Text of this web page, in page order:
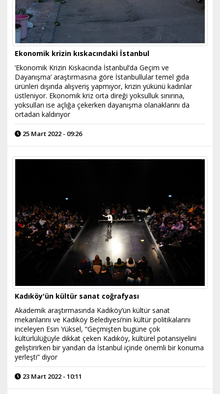
Ekonomik krizin kıskacındaki İstanbul
‘Ekonomik Krizin Kıskacında İstanbul’da Geçim ve
Dayanışma’ araştırmasına göre İstanbullular temel gıda
ürünleri dışında alışveriş yapmıyor, krizin yükünü kadınlar
üstleniyor. Ekonomik kriz orta direği yoksulluk sınırına,
yoksulları ise açlığa çekerken dayanışma olanaklarını da
ortadan kaldırıyor
25 Mart 2022 - 09:26
Kadıköy'ün kültür sanat coğrafyası
Akademik araştırmasında Kadıköy’ün kültür sanat
mekanlarını ve Kadıköy Belediyesi’nin kültür politikalarını
inceleyen Esin Yüksel, “Geçmişten bugüne çok
kültürlülüğüyle dikkat çeken Kadıköy, kültürel potansiyelini
geliştirirken bir yandan da İstanbul içinde önemli bir konuma
yerleşti” diyor
23 Mart 2022 - 10:11